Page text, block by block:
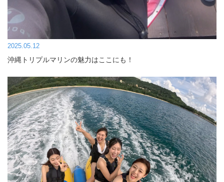
2025.05.12
沖縄トリプルマリンの魅力はここにも！